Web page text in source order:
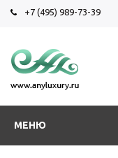
+7 (495) 989-73-39
МЕНЮ